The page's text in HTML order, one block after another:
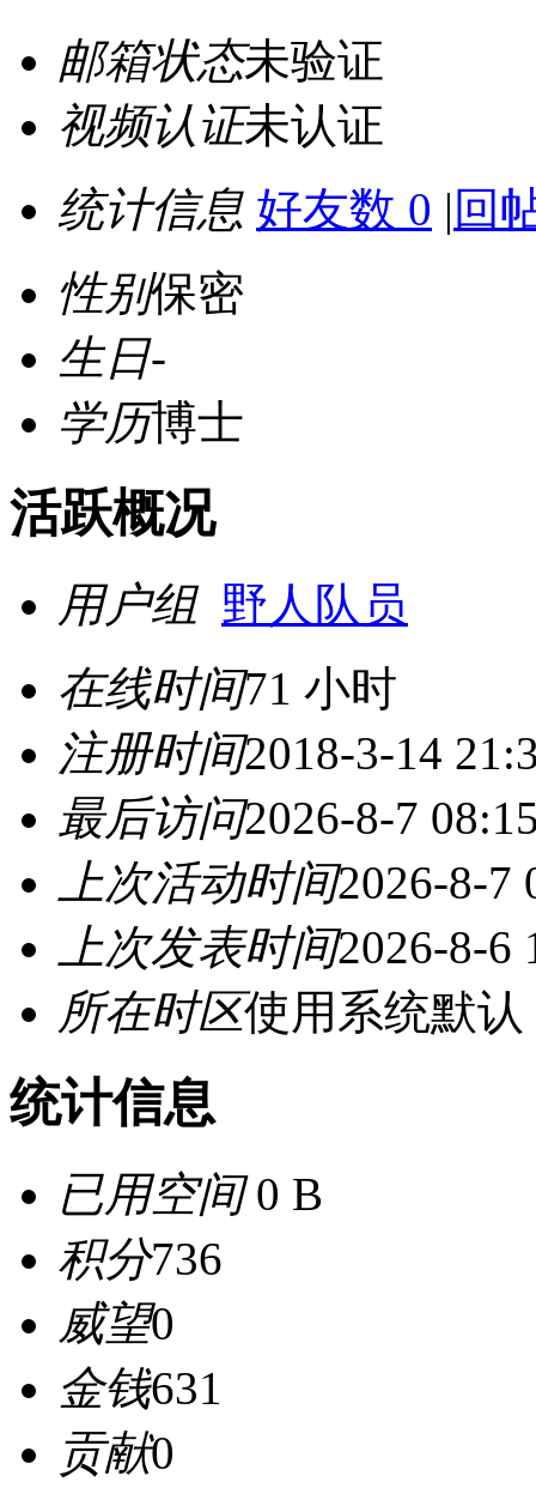
邮箱状态未验证
视频认证未认证
统计信息 好友数 0 | 回
性别保密
生日-
学历博士
活跃概况
用户组 野人队员
在线时间71 小时
注册时间2018-3-14
最后访问2026-8-7
上次活动时间2026-8-7
上次发表时间2026-8-6
所在时区使用系统默认
统计信息
已用空间0 B
积分736
威望0
金钱631
贡献0